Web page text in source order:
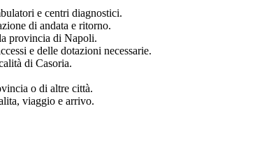
e centri diagnostici.
di andata e ritorno.
provincia di Napoli.
e delle dotazioni necessarie.
di Casoria.
o di altre città.
viaggio e arrivo.